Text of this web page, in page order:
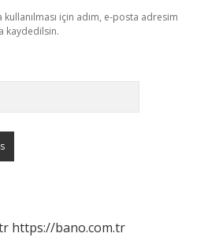
için adım, e-posta adresim
kaydedilsin.
https://bano.com.tr